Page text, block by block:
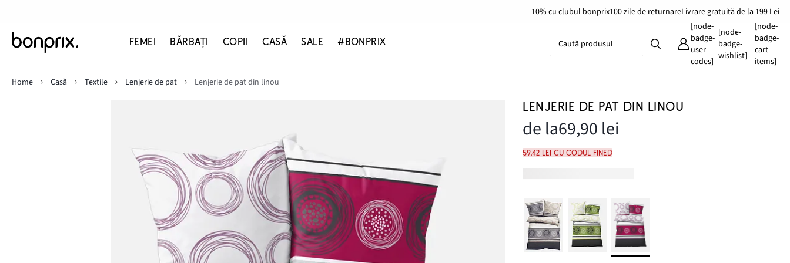
-10% cu clubul bonprix100 zile de returnareLivrare gratuită de la 199 Lei
FEMEI BĂRBAŢI COPII CASĂ SALE #BONPRIX Caută produsul
[node-
badge-
user-
codes]
[node-
badge-
wishlist]
[node-
badge-
cart-
items]
Home
Casă Textile Lenjerie de pat Lenjerie de pat din linou
LENJERIE DE PAT DIN LINOU
de la69,90 lei
59,42 lei cu codul FINED